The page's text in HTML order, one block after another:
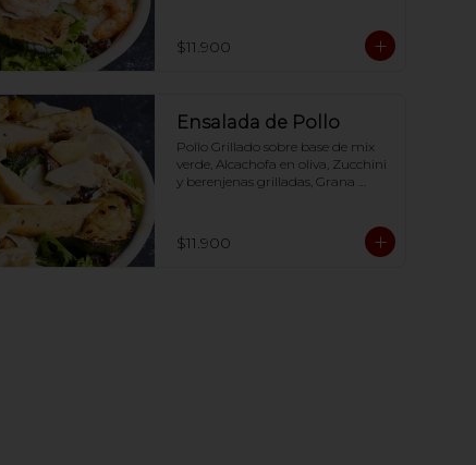
$11.900
Ensalada de Pollo
Pollo Grillado sobre base de mix
verde, Alcachofa en oliva, Zucchini
y berenjenas grilladas, Grana
balsámico, mostaza y miel.-
$11.900